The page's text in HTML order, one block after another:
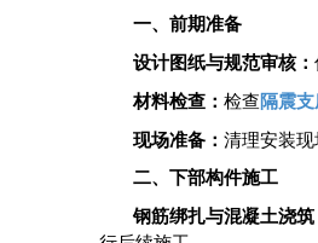
一、前期准备
‌设计图纸与规范审核‌：
‌材料检查‌： 检查隔震
‌现场准备‌： 清理安装
二、下部构件施工
钢筋绑扎与混凝土浇筑‌